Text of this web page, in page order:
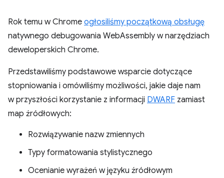
Rok temu w Chrome ogłosiliśmy początkową obsługę
natywnego debugowania WebAssembly w narzędziach
deweloperskich Chrome.
Przedstawiliśmy podstawowe wsparcie dotyczące
stopniowania i omówiliśmy możliwości, jakie daje nam
w przyszłości korzystanie z informacji DWARF zamiast
map źródłowych:
Rozwiązywanie nazw zmiennych
Typy formatowania stylistycznego
Ocenianie wyrażeń w języku źródłowym